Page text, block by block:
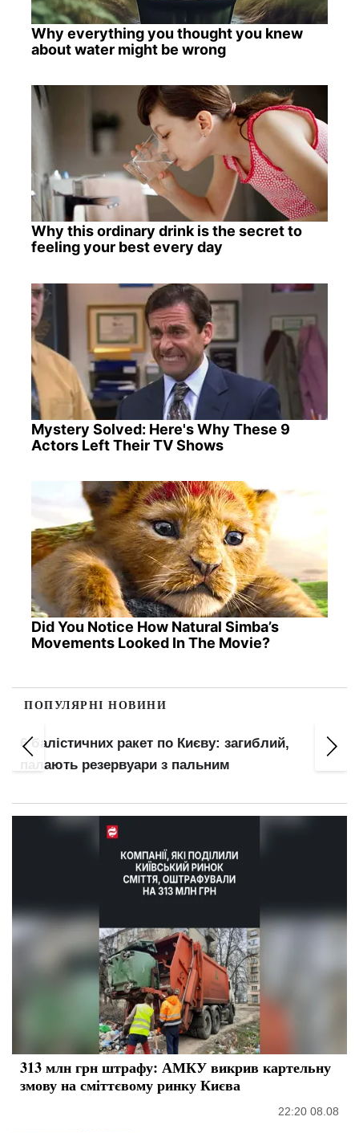
Why everything you thought you knew
about water might be wrong
Why this ordinary drink is the secret to
feeling your best every day
Mystery Solved: Here's Why These 9
Actors Left Their TV Shows
Did You Notice How Natural Simba’s
Movements Looked In The Movie?
ПОПУЛЯРНІ НОВИНИ
6 балістичних ракет по Києву: загиблий,
палають резервуари з пальним
313 млн грн штрафу: АМКУ викрив картельну
змову на сміттєвому ринку Києва
22:20 08.08